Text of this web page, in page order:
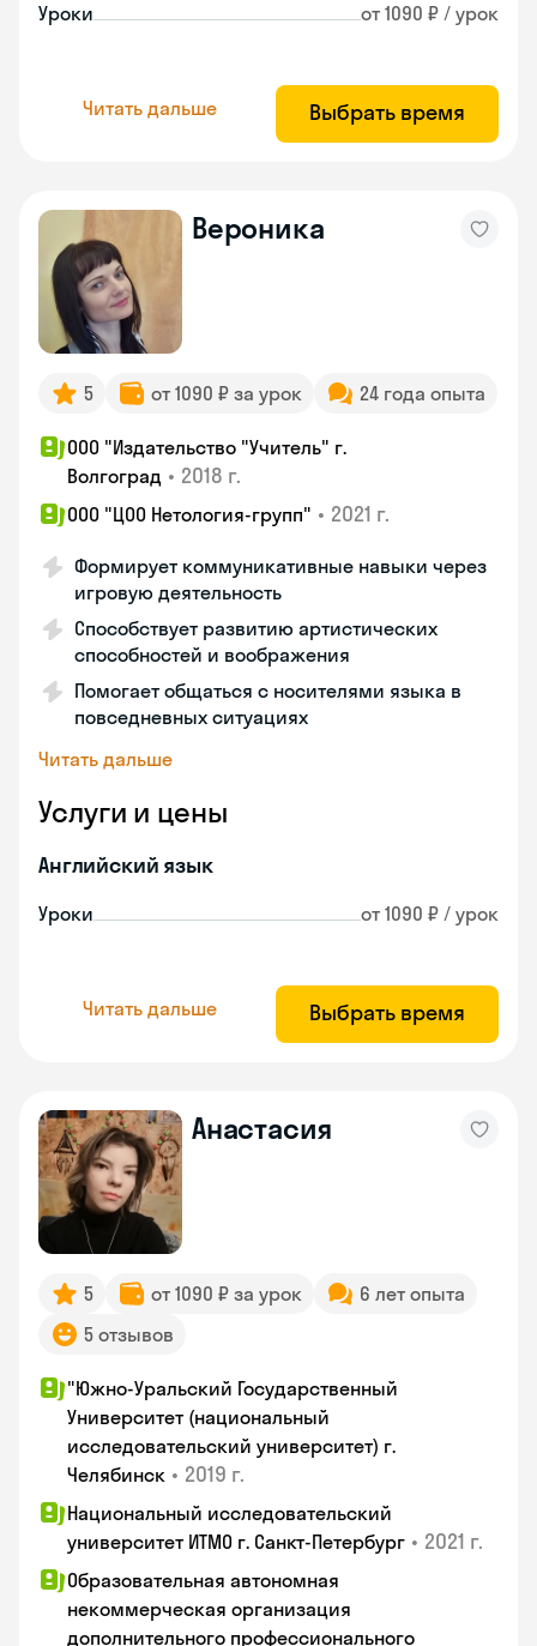
Уроки от 1090 ₽ / урок
Читать дальше Выбрать время
Вероника
5 от 1090 ₽ за урок 24 года опыта
ООО "Издательство "Учитель" г.
Волгоград • 2018 г.
ООО "ЦОО Нетология-групп" • 2021 г.
Формирует коммуникативные навыки через
игровую деятельность
Способствует развитию артистических
способностей и воображения
Помогает общаться с носителями языка в
повседневных ситуациях
Читать дальше
Услуги и цены
Английский язык
Уроки от 1090 ₽ / урок
Читать дальше Выбрать время
Анастасия
5 от 1090 ₽ за урок
6 лет опыта
5 отзывов
"Южно-Уральский Государственный
Университет (национальный
исследовательский университет) г.
Челябинск • 2019 г.
Национальный исследовательский
университет ИТМО г. Санкт-Петербург • 2021 г.
Образовательная автономная
некоммерческая организация
дополнительного профессионального